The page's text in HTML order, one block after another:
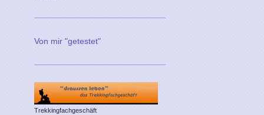
Von mir "getestet"
Trekkingfachgeschäft